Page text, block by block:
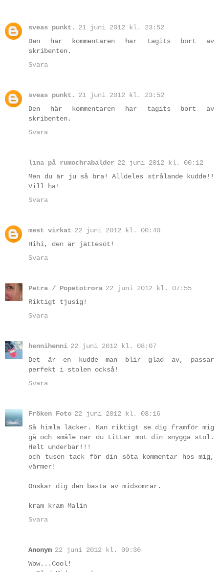
sveas punkt.
21 juni 2012 kl. 23:52
Den här kommentaren har tagits bort av
skribenten.
Svara
sveas punkt.
21 juni 2012 kl. 23:52
Den här kommentaren har tagits bort av
skribenten.
Svara
lina på rumochrabalder 22 juni 2012 kl. 00:12
Men du är ju så bra! Alldeles strålande kudde!!
Vill ha!
Svara
mest virkat 22 juni 2012 kl. 00:40
Hihi, den är jättesöt!
Svara
Petra / Popetotrora 22 juni 2012 kl. 07:55
Riktigt tjusig!
Svara
hennihenni 22 juni 2012 kl. 08:07
Det är en kudde man blir glad av, passar
perfekt i stolen också!
Svara
Fröken Foto 22 juni 2012 kl. 08:16
Så himla läcker. Kan riktigt se dig framför mig
gå och småle när du tittar mot din snygga stol.
Helt underbar!!!
och tusen tack för din söta kommentar hos mig,
värmer!
Önskar dig den bästa av midsomrar.
kram kram Malin
Svara
Anonym 22 juni 2012 kl. 09:36
Wow...Cool!